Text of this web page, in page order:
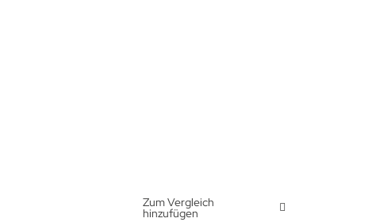
Zum Vergleich
hinzufügen